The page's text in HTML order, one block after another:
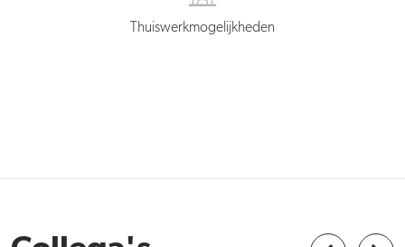
Thuiswerkmogelijkheden